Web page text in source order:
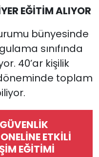
EĞİTİM ALIYOR
bünyesinde
sınıfında
40’ar kişilik
toplam
ETKİLİ
EĞİTİMİ